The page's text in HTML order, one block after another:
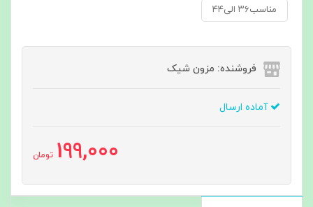
مناسب۳۶ الی۴۴
فروشنده: مزون شیک
آماده ارسال
199,000 تومان